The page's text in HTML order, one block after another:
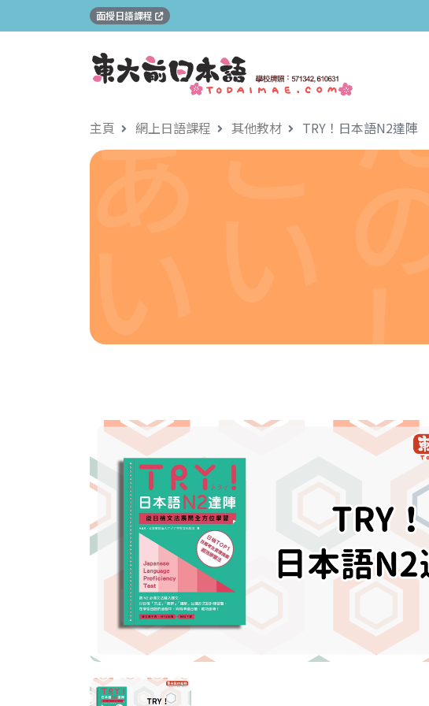
面授日語課程
主頁 網上日語課程 其他教材 TRY！日本語N2達陣